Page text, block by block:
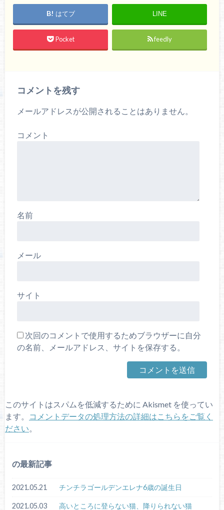
はてブ LINE
Pocket feedly
コメントを残す
メールアドレスが公開されることはありません。
コメント
名前
メール
サイト
次回のコメントで使用するためブラウザーに自分
の名前、メールアドレス、サイトを保存する。
このサイトはスパムを低減するために Akismet を使ってい
ます。
コメントデータの処理方法の詳細はこちらをご覧く
ださい
の最新記事
2021.05.21 チンチラゴールデンエレナ6歳の誕生日
2021.05.03 高いところに登らない猫、降りられない猫